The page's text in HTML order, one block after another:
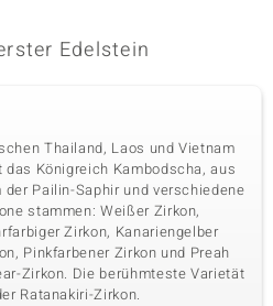
Edelstein
Thailand, Laos und Vietnam
das Königreich Kambodscha, aus
der Pailin-Saphir und verschiedene
stammen: Weißer Zirkon,
Zirkon, Kanariengelber
Pinkfarbener Zirkon und Preah
Zirkon. Die berühmteste Varietät
Ratanakiri-Zirkon.